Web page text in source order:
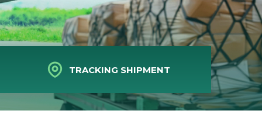
TRACKING SHIPMENT